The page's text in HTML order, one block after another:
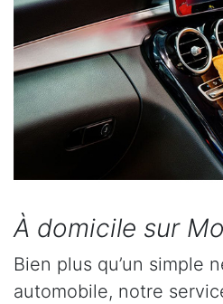
À domicile sur
Bien plus qu’un simple
automobile, notre